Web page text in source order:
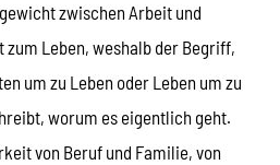
zwischen Arbeit und
zum Leben, weshalb der Begriff,
um zu Leben oder Leben um zu
worum es eigentlich geht.
von Beruf und Familie, von